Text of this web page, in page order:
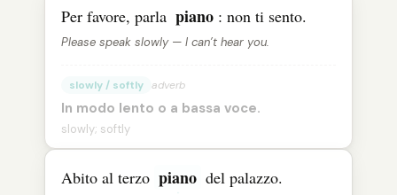
Per favore, parla piano : non ti sento.
Please speak slowly — I can’t hear you.
slowly / softly adverb
In modo lento o a bassa voce.
slowly; softly
Abito al terzo piano del palazzo.